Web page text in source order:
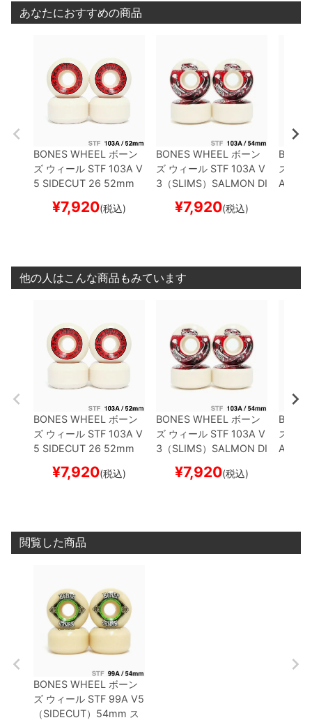
あなたにおすすめの商品
BONES WHEEL ボーン
ズ ウィール STF 103A V
5 SIDECUT 26 52mm
¥7,920(税込)
BONES WHEEL ボーン
ズ ウィール STF 103A V
3（SLIMS） SALMON DI
ボード スケボー
¥7,920(税込)
ズ
A 97A
他の人はこんな商品もみています
BONES WHEEL ボーン
ズ ウィール STF 103A V
5 SIDECUT 26 52mm
¥7,920(税込)
BONES WHEEL ボーン
ズ ウィール STF 103A V
3（SLIMS） SALMON DI
ボード スケボー
¥7,920(税込)
ズ
A 97A
閲覧した商品
BONES WHEEL ボーン
ズ ウィール STF 99A V5
（SIDECUT） 54mm ス